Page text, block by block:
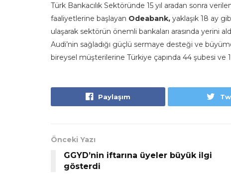
Türk Bankacılık Sektöründe 15 yıl aradan sonra
faaliyetlerine başlayan Odeabank, yaklaşık 18 ay
ulaşarak sektörün önemli bankaları arasında yerini
Audi’nin sağladığı güçlü sermaye desteği ve
bireysel müşterilerine Türkiye çapında 44 şubesi ve
Paylaşım
Önceki Yazı
GGYD’nin iftarına üyeler büyük ilgi
gösterdi